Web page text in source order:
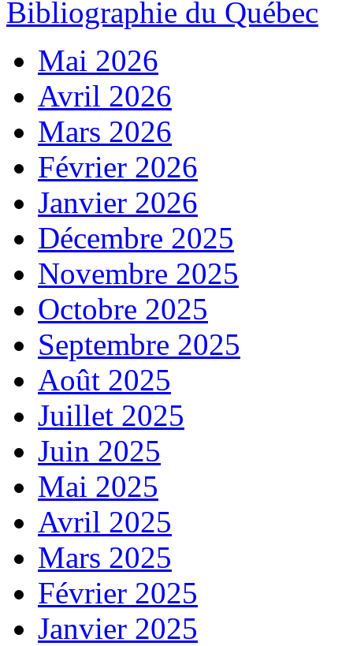
Bibliographie du Québec
Mai 2026
Avril 2026
Mars 2026
Février 2026
Janvier 2026
Décembre 2025
Novembre 2025
Octobre 2025
Septembre 2025
Août 2025
Juillet 2025
Juin 2025
Mai 2025
Avril 2025
Mars 2025
Février 2025
Janvier 2025